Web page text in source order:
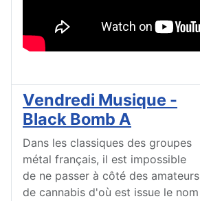
Vendredi Musique -
Black Bomb A
Dans les classiques des groupes
métal français, il est impossible
de ne passer à côté des amateurs
de cannabis d'où est issue le nom